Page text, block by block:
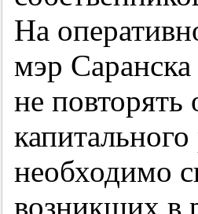
На
мэр
не
необходимо
возникших в